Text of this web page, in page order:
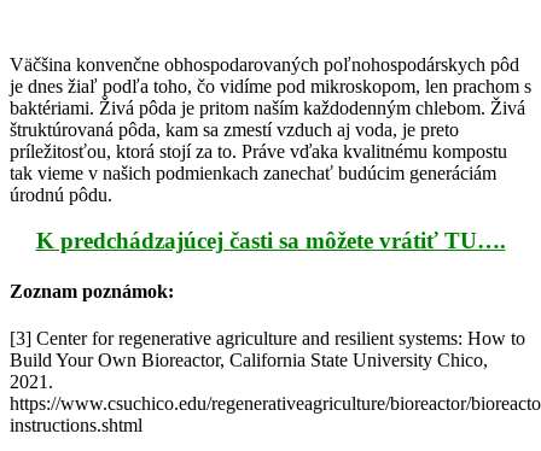
Väčšina konvenčne obhospodarovaných poľnohospodárskych pôd
je dnes žiaľ podľa toho, čo vidíme pod mikroskopom, len prachom s
baktériami. Živá pôda je pritom naším každodenným chlebom. Živá
štruktúrovaná pôda, kam sa zmestí vzduch aj voda, je preto
príležitosťou, ktorá stojí za to. Práve vďaka kvalitnému kompostu
tak vieme v našich podmienkach zanechať budúcim generáciám
úrodnú pôdu.
K predchádzajúcej časti sa môžete vrátiť TU….
Zoznam poznámok:
[3] Center for regenerative agriculture and resilient systems: How to
Build Your Own Bioreactor, California State University Chico,
2021.
https://www.csuchico.edu/regenerativeagriculture/bioreactor/
instructions.shtml